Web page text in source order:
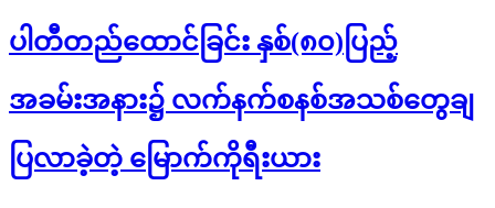
ပါတီတည်ထောင်ခြင်း နှစ်(၈၀)ပြည့်
အခမ်းအနား၌ လက်နက်စနစ်အသစ်တွေချ
ပြလာခဲ့တဲ့ မြောက်ကိုရီးယား